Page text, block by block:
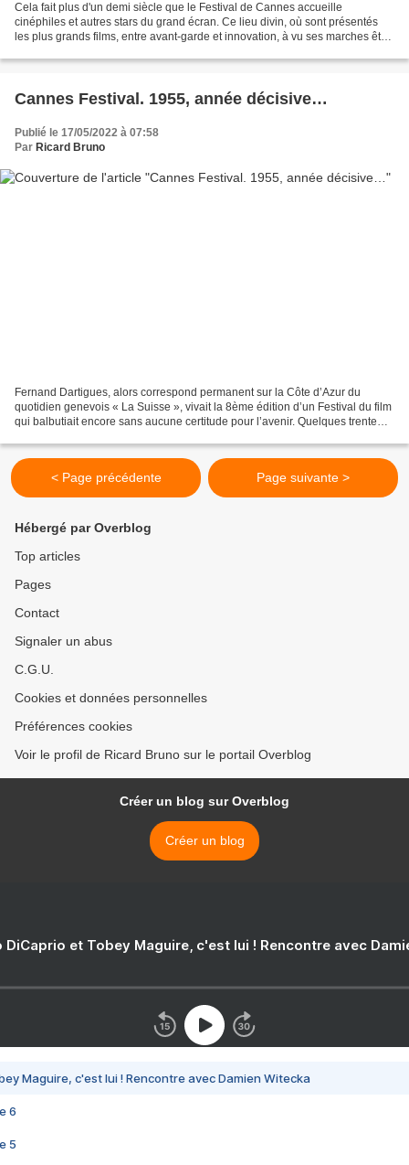
Cela fait plus d'un demi siècle que le Festival de Cannes accueille
cinéphiles et autres stars du grand écran. Ce lieu divin, où sont présentés
les plus grands films, entre avant-garde et innovation, à vu ses marches être
Cannes Festival. 1955, année décisive…
Publié le 17/05/2022 à 07:58
Par Ricard Bruno
Fernand Dartigues, alors correspond permanent sur la Côte d’Azur du
quotidien genevois « La Suisse », vivait la 8ème édition d’un Festival du film
qui balbutiait encore sans aucune certitude pour l’avenir. Quelques trente
< Page précédente Page suivante >
Hébergé par Overblog
Top articles
Pages
Contact
Signaler un abus
C.G.U.
Cookies et données personnelles
Préférences cookies
Voir le profil de Ricard Bruno sur le portail Overblog
Créer un blog sur Overblog
Créer un blog
DiCaprio et Tobey Maguire, c'est lui ! Rencontre avec
Maguire, c'est lui ! Rencontre avec Damien Witecka
6
5